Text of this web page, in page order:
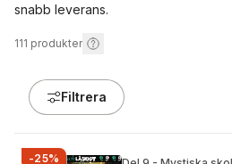
snabb leverans.
111 produkter
Filtrera
-25%